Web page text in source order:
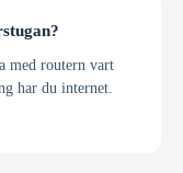
med routern vart
har du internet.